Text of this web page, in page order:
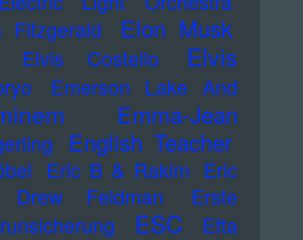
Fitzgerald Elon Musk
Elvis Costello
Elvis
Emerson Lake And
Emma-Jean
English Teacher
Eric B & Rakim Eric
Drew Feldman
Erste
ESC
Etta